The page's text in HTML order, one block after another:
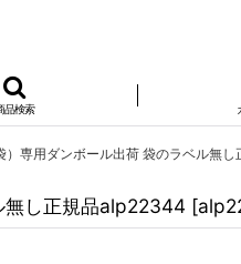
品検索
専用ダンボール出荷 袋のラベル無
無し正規品alp22344 [